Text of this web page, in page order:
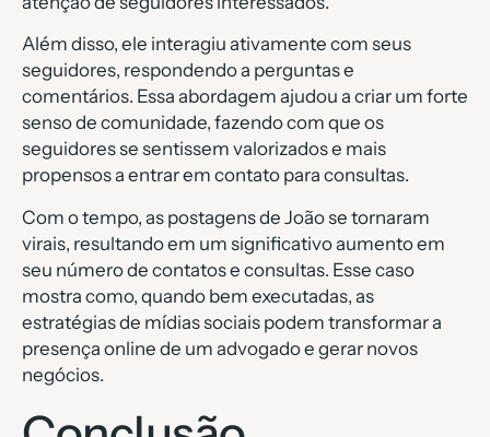
Além disso, ele interagiu ativamente com seus
seguidores, respondendo a perguntas e
comentários. Essa abordagem ajudou a criar um forte
senso de comunidade, fazendo com que os
seguidores se sentissem valorizados e mais
propensos a entrar em contato para consultas.
Com o tempo, as postagens de João se tornaram
virais, resultando em um significativo aumento em
seu número de contatos e consultas. Esse caso
mostra como, quando bem executadas, as
estratégias de mídias sociais podem transformar a
presença online de um advogado e gerar novos
negócios.